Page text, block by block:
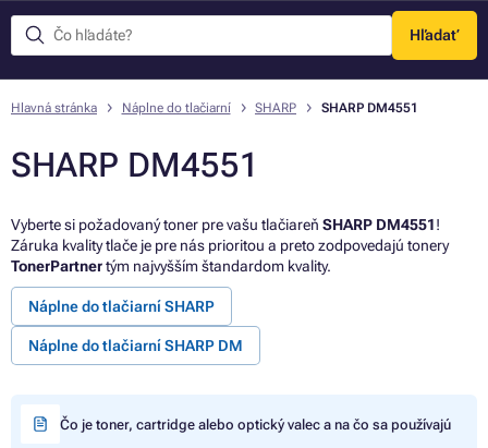
Hľadať
Menu
Hlavná stránka Náplne do tlačiarní SHARP SHARP DM4551
SHARP DM4551
Vyberte si požadovaný toner pre vašu tlačiareň SHARP DM4551!
Záruka kvality tlače je pre nás prioritou a preto zodpovedajú tonery
TonerPartnertým najvyšším štandardom kvality.
Náplne do tlačiarní SHARP
Náplne do tlačiarní SHARP DM
Čo je toner, cartridge alebo optický valec a na čo sa používajú